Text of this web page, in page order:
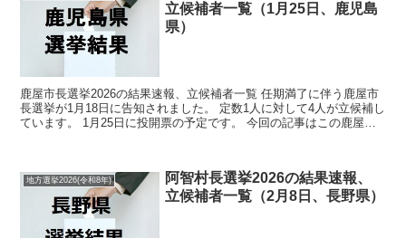
立候補者一覧（1月25日、鹿児島
県）
鹿屋市長選挙2026の結果速報、立候補者一覧 任期満了に伴う鹿屋市
長選挙が1月18日に告知されました。 定数1人に対して4人が立候補し
ています。 1月25日に投開票の予定です。 今回の記事はこの鹿屋市
地方選挙2026(令和8年)
阿智村長選挙2026の結果速報、
立候補者一覧（2月8日、長野県）